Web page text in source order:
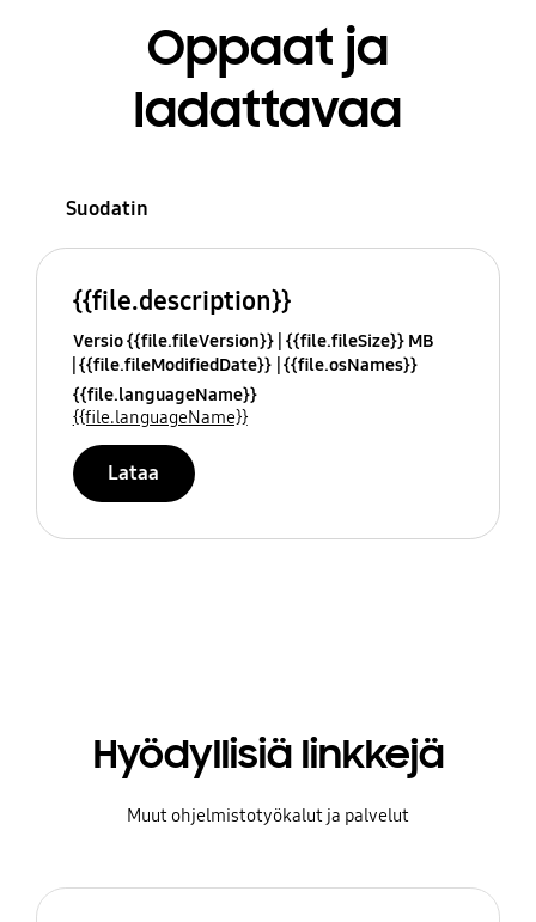
Oppaat ja
ladattavaa
Suodatin
{{file.description}}
Versio {{file.fileVersion}} {{file.fileSize}} MB
{{file.fileModifiedDate}} {{file.osNames}}
{{file.languageName}}
{{file.languageName}}
Lataa
Hyödyllisiä linkkejä
Muut ohjelmistotyökalut ja palvelut